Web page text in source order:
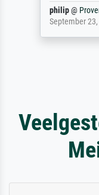
philip@
September